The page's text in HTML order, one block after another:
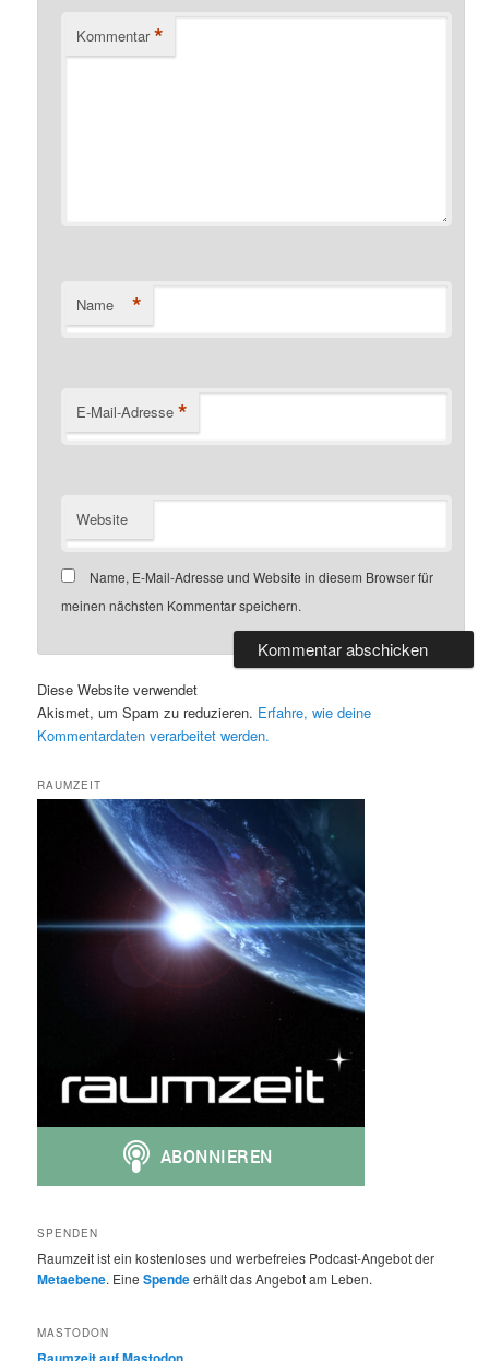
Kommentar *
Name *
E-Mail-Adresse *
Website
Name, E-Mail-Adresse und Website in diesem Browser für
meinen nächsten Kommentar speichern.
Diese Website verwendet
Akismet, um Spam zu reduzieren. Erfahre, wie deine
Kommentardaten verarbeitet werden.
RAUMZEIT
SPENDEN
Raumzeit ist ein kostenloses und werbefreies Podcast-Angebot der
Metaebene. EineSpendeerhält das Angebot am Leben.
MASTODON